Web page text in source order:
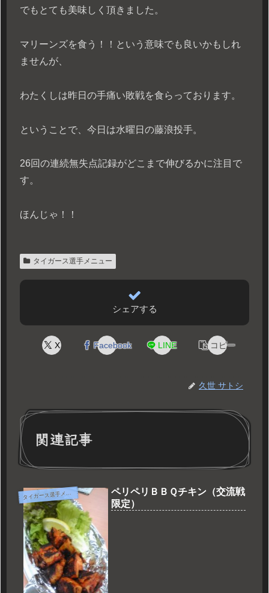
でもとても美味しく頂きました。
マリーンズを食う！！という意味でも良いかもしれ
ませんが、
わたくしは昨日の手痛い敗戦を食らっております。
ということで、今日は水曜日の藤浪投手。
26回の連続無失点記録がどこまで伸びるかに注目で
す。
ほんじゃ！！
タイガース選手メニュー
シェアする
X Facebook LINE コピー
久世 サトシ
関連記事
タ
イガース選手メニュー
ペリペリＢＢＱチキン（交流戦
限定）